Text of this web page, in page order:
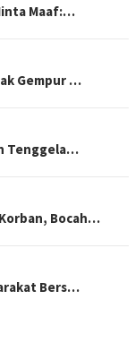
Maaf:…
Gempur …
Tenggela…
Bocah…
Bers…